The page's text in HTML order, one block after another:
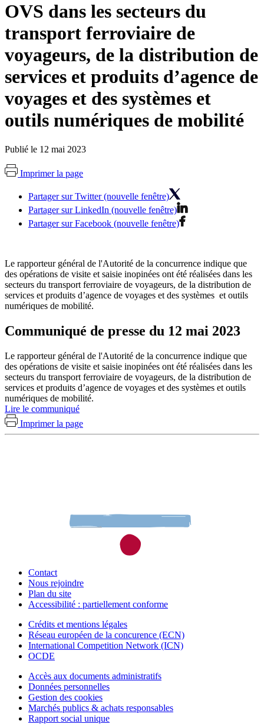
OVS dans les secteurs du
transport ferroviaire de
voyageurs, de la distribution de
services et produits d’agence de
voyages et des systèmes et
outils numériques de mobilité
Publié le 12 mai 2023
Imprimer la page
Partager sur Twitter (nouvelle fenêtre)
Partager sur LinkedIn (nouvelle fenêtre)
Partager sur Facebook (nouvelle fenêtre)
Le rapporteur général de l'Autorité de la concurrence indique que
des opérations de visite et saisie inopinées ont été réalisées dans les
secteurs du transport ferroviaire de voyageurs, de la distribution de
services et produits d’agence de voyages et des systèmes et outils
numériques de mobilité.
Communiqué de presse du 12 mai 2023
Le rapporteur général de l'Autorité de la concurrence indique que
des opérations de visite et saisie inopinées ont été réalisées dans les
secteurs du transport ferroviaire de voyageurs, de la distribution de
services et produits d’agence de voyages et des systèmes et outils
numériques de mobilité.
Lire le communiqué
Imprimer la page
Contact
Nous rejoindre
Plan du site
Accessibilité : partiellement conforme
Crédits et mentions légales
Réseau européen de la concurence (ECN)
International Competition Network (ICN)
OCDE
Accès aux documents administratifs
Données personnelles
Gestion des cookies
Marchés publics & achats responsables
Rapport social unique